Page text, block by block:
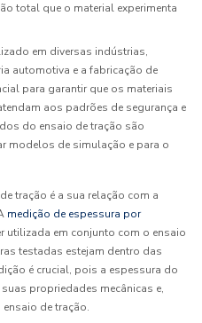
total que o material experimenta
em diversas indústrias,
automotiva e a fabricação de
para garantir que os materiais
aos padrões de segurança e
do ensaio de tração são
modelos de simulação e para o
tração é a sua relação com a
medição de espessura por
utilizada em conjunto com o ensaio
testadas estejam dentro das
é crucial, pois a espessura do
propriedades mecânicas e,
de tração.